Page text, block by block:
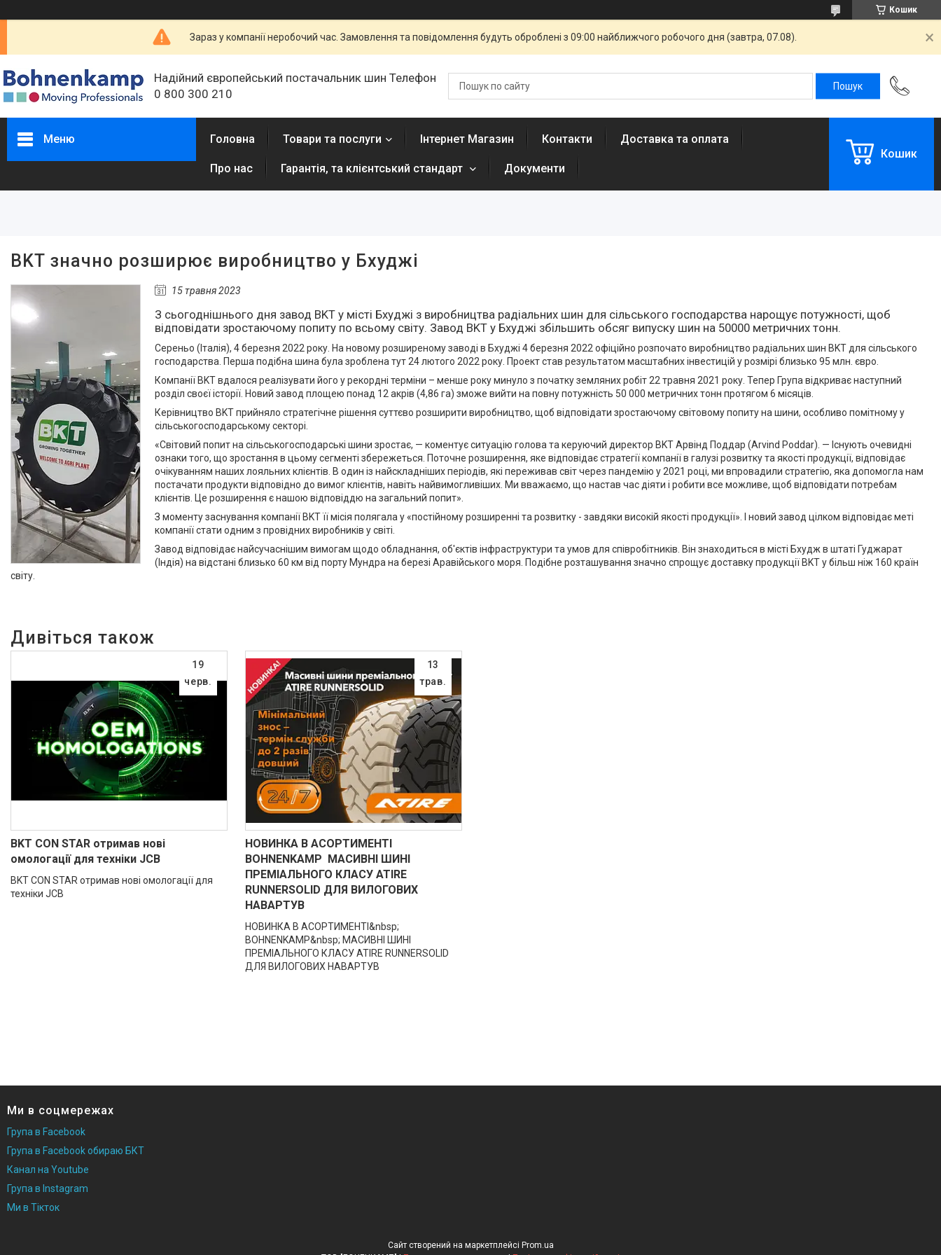
Кошик
Зараз у компанії неробочий час. Замовлення та повідомлення будуть оброблені з 09:00 найближчого робочого дня (завтра, 07.08).
Надійний європейський постачальник шин Телефон
0 800 300 210
Меню Головна Товари та послуги Інтернет Магазин Контакти Доставка та оплата
Про нас Гарантія, та клієнтський стандарт Документи
Кошик
BKT значно розширює виробництво у Бхуджі
15 травня 2023
З сьогоднішнього дня завод BKT у місті Бхуджі з виробництва радіальних шин для сільського господарства нарощує потужності, щоб
відповідати зростаючому попиту по всьому світу. Завод BKT у Бхуджі збільшить обсяг випуску шин на 50000 метричних тонн.
Сереньо (Італія), 4 березня 2022 року. На новому розширеному заводі в Бхуджі 4 березня 2022 офіційно розпочато виробництво радіальних шин BKT для сільського
господарства. Перша подібна шина була зроблена тут 24 лютого 2022 року. Проект став результатом масштабних інвестицій у розмірі близько 95 млн. євро.
Компанії BKT вдалося реалізувати його у рекордні терміни – менше року минуло з початку земляних робіт 22 травня 2021 року. Тепер Група відкриває наступний
розділ своєї історії. Новий завод площею понад 12 акрів (4,86 га) зможе вийти на повну потужність 50 000 метричних тонн протягом 6 місяців.
Керівництво BKT прийняло стратегічне рішення суттєво розширити виробництво, щоб відповідати зростаючому світовому попиту на шини, особливо помітному у
сільськогосподарському секторі.
«Світовий попит на сільськогосподарські шини зростає, — коментує ситуацію голова та керуючий директор BKT Арвінд Поддар (Arvind Poddar). — Існують очевидні
ознаки того, що зростання в цьому сегменті збережеться. Поточне розширення, яке відповідає стратегії компанії в галузі розвитку та якості продукції, відповідає
очікуванням наших лояльних клієнтів. В один із найскладніших періодів, які переживав світ через пандемію у 2021 році, ми впровадили стратегію, яка допомогла нам
постачати продукти відповідно до вимог клієнтів, навіть найвимогливіших. Ми вважаємо, що настав час діяти і робити все можливе, щоб відповідати потребам
клієнтів. Це розширення є нашою відповіддю на загальний попит».
З моменту заснування компанії BKT її місія полягала у «постійному розширенні та розвитку - завдяки високій якості продукції». І новий завод цілком відповідає меті
компанії стати одним з провідних виробників у світі.
Завод відповідає найсучаснішим вимогам щодо обладнання, об'єктів інфраструктури та умов для співробітників. Він знаходиться в місті Бхудж в штаті Гуджарат
(Індія) на відстані близько 60 км від порту Мундра на березі Аравійського моря. Подібне розташування значно спрощує доставку продукції BKT у більш ніж 160 країн
світу.
19
черв.
BKT CON STAR отримав нові
омологації для техніки JCB
BKT CON STAR отримав нові омологації для
техніки JCB
13
трав.
НОВИНКА В АСОРТИМЕНТІ
BOHNENKAMP МАСИВНІ ШИНІ
ПРЕМІАЛЬНОГО КЛАСУ ATIRE
RUNNERSOLID ДЛЯ ВИЛОГОВИХ
НАВАРТУВ
НОВИНКА В АСОРТИМЕНТІ&nbsp;
BOHNENKAMP&nbsp; МАСИВНІ ШИНІ
ПРЕМІАЛЬНОГО КЛАСУ ATIRE RUNNERSOLID
ДЛЯ ВИЛОГОВИХ НАВАРТУВ
Ми в соцмережах
Група в Facebook
Група в Facebook обираю БКТ
Канал на Youtube
Група в Instagram
Ми в Тікток
Сайт створений на маркетплейсі Prom.ua